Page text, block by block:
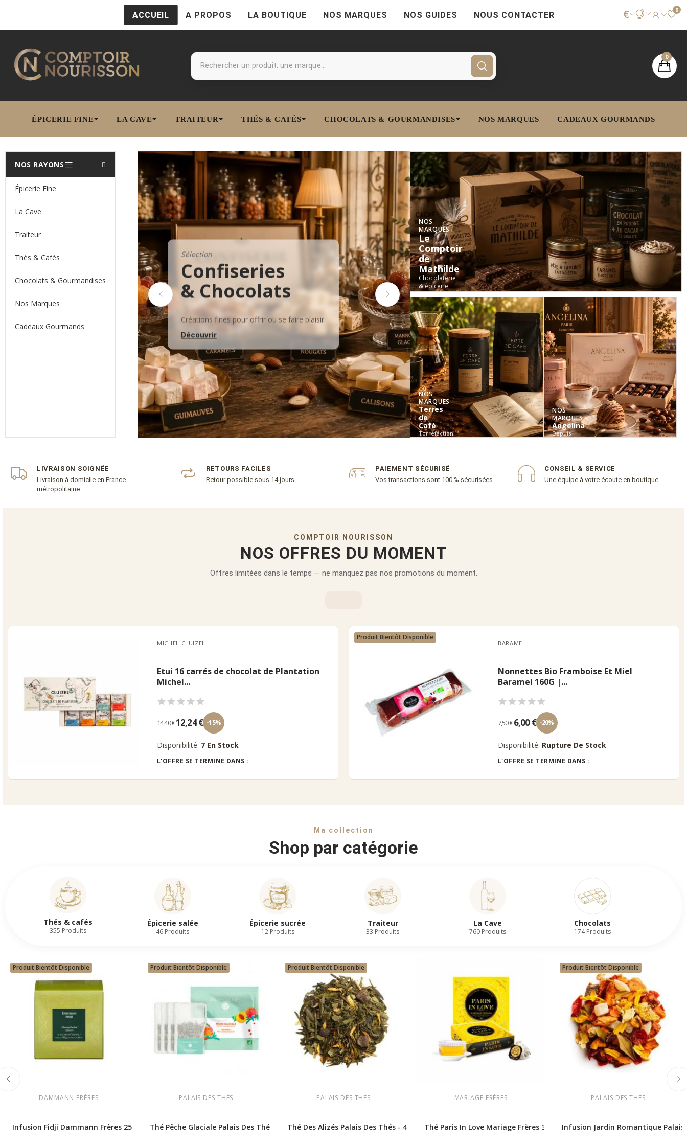
ACCUEIL A PROPOS LA BOUTIQUE NOS MARQUES NOS GUIDES NOUS CONTACTER € 0
0
ÉPICERIE FINE LA CAVE TRAITEUR THÉS & CAFÉS CHOCOLATS & GOURMANDISES NOS MARQUES CADEAUX GOURMANDS
Épicerie Fine
La Cave
Traiteur
Thés & Cafés
Chocolats & Gourmandises
Nos Marques
Cadeaux Gourmands
Sélection
Confiseries
& Chocolats
Créations fines pour offrir ou se faire plaisir.
Découvrir
Sélection
Terroirs
& Conserves
Foie gras, terrines et spécialités de caractère.
Découvrir
NOS
MARQUES
Le
Comptoir
de
Mathilde
Chocolaterie
& épicerie
fine
NOS
MARQUES
Terres
de
Café
Torréfaction
NOS
MARQUES
Angelina
Depuis
LIVRAISON SOIGNÉE
Livraison à domicile en France
métropolitaine
RETOURS FACILES
Retour possible sous 14 jours
PAIEMENT SÉCURISÉ
Vos transactions sont 100 % sécurisées
CONSEIL & SERVICE
Une équipe à votre écoute en boutique
COMPTOIR NOURISSON
NOS OFFRES DU MOMENT
Offres limitées dans le temps — ne manquez pas nos promotions du moment.
MICHEL CLUIZEL
Etui 16 carrés de chocolat de Plantation
Michel...
14,40 €12,24 € -15%
Disponibilité: 7 En Stock
L'OFFRE SE TERMINE DANS :
Produit Bientôt Disponible
BARAMEL
Nonnettes Bio Framboise Et Miel
Baramel 160G |...
7,50 €6,00 € -20%
Disponibilité: Rupture De Stock
L'OFFRE SE TERMINE DANS :
Ma collection
Shop par catégorie
Thés & cafés
355 Produits
Épicerie salée
46 Produits
Épicerie sucrée
12 Produits
Traiteur
33 Produits
La Cave
760 Produits
Chocolats
174 Produits
Sachets de...
Produit Bientôt Disponible
DAMMANN FRÈRES
Infusion Fidji Dammann Frères 25 sachets
Produit Bientôt Disponible
PALAIS DES THÉS
Thé Pêche Glaciale Palais Des Thés - 4 Sachets...
Produit Bientôt Disponible
PALAIS DES THÉS
Thé Des Alizés Palais Des Thés - 4 Sachets de...
MARIAGE FRÈRES
Thé Paris In Love Mariage Frères 30 bourses |...
Produit Bientôt Disponible
PALAIS DES THÉS
Infusion Jardin Romantique Palais